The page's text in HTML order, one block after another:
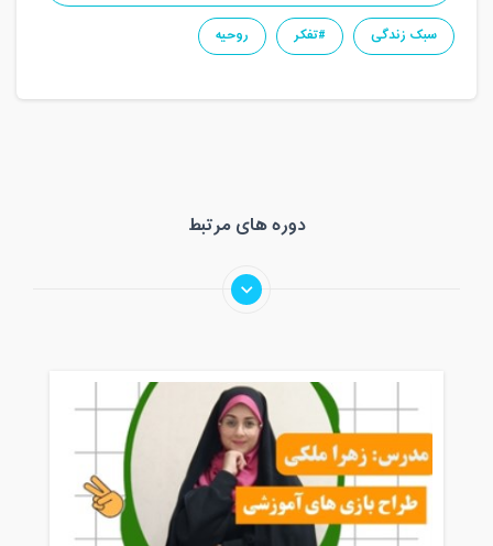
سبک زندگی
#تفکر روحیه
دوره های مرتبط